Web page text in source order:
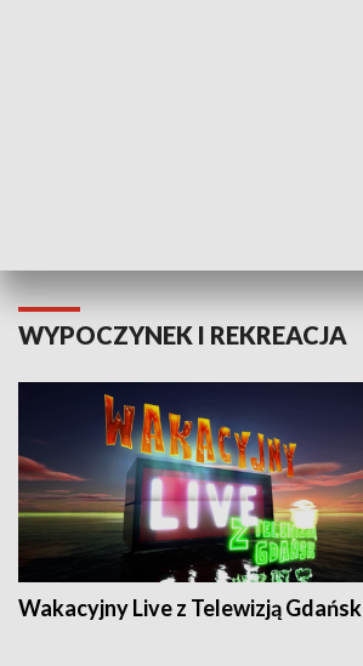
WYPOCZYNEK I REKREACJA
Wakacyjny Live z Telewizją Gdańsk